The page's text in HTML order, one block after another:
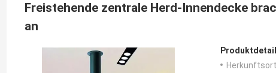
Freistehende zentrale Herd-Innendecke
an